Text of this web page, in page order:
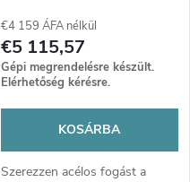
€4 159 ÁFA nélkül
€5 115,57
Gépi megrendelésre készült.
Elérhetőség kérésre.
KOSÁRBA
Szerezzen acélos fogást a